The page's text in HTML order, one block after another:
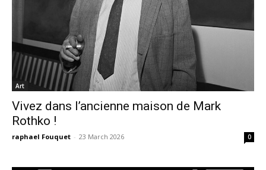
Art
Vivez dans l’ancienne maison de Mark
Rothko !
raphael Fouquet - 23 March 2026 0